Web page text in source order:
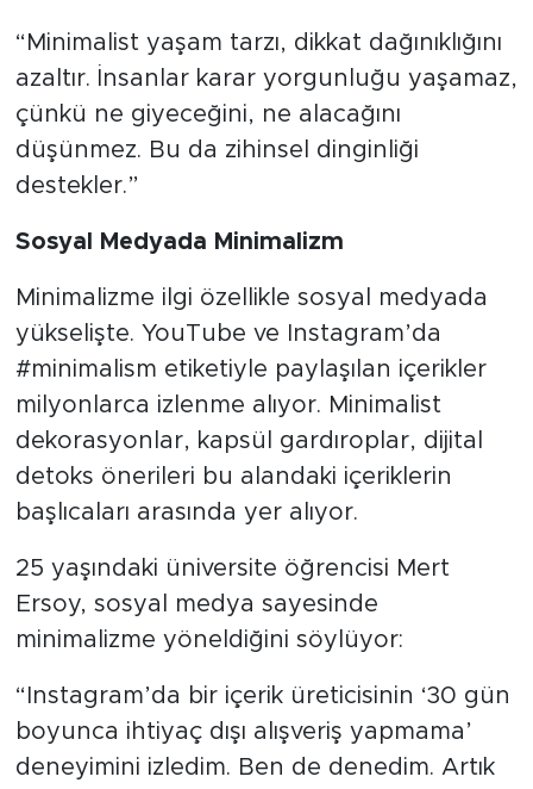
“Minimalist yaşam tarzı, dikkat dağınıklığını
azaltır. İnsanlar karar yorgunluğu yaşamaz,
çünkü ne giyeceğini, ne alacağını
düşünmez. Bu da zihinsel dinginliği
destekler.”
Sosyal Medyada Minimalizm
Minimalizme ilgi özellikle sosyal medyada
yükselişte. YouTube ve Instagram’da
#minimalism etiketiyle paylaşılan içerikler
milyonlarca izlenme alıyor. Minimalist
dekorasyonlar, kapsül gardıroplar, dijital
detoks önerileri bu alandaki içeriklerin
başlıcaları arasında yer alıyor.
25 yaşındaki üniversite öğrencisi Mert
Ersoy, sosyal medya sayesinde
minimalizme yöneldiğini söylüyor:
“Instagram’da bir içerik üreticisinin ‘30 gün
boyunca ihtiyaç dışı alışveriş yapmama’
deneyimini izledim. Ben de denedim. Artık